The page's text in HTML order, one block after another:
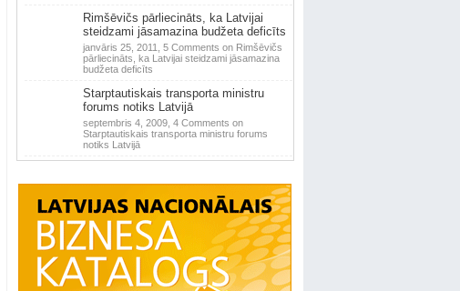
Rimšēvičs pārliecināts, ka Latvijai
steidzami jāsamazina budžeta deficīts
janvāris 25, 2011, 5 Comments on Rimšēvičs
pārliecināts, ka Latvijai steidzami jāsamazina
budžeta deficīts
Starptautiskais transporta ministru
forums notiks Latvijā
septembris 4, 2009, 4 Comments on
Starptautiskais transporta ministru forums
notiks Latvijā